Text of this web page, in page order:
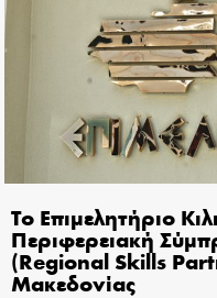
Το Επιμελητήριο
Περιφερειακή
(Regional Skills
Μακεδονίας